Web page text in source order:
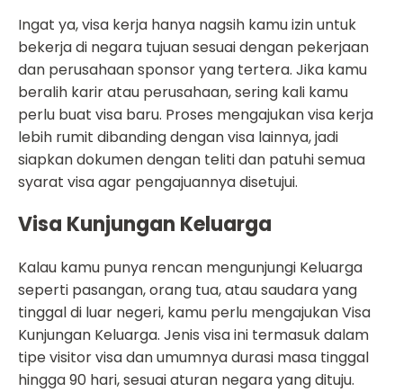
Ingat ya, visa kerja hanya nagsih kamu izin untuk
bekerja di negara tujuan sesuai dengan pekerjaan
dan perusahaan sponsor yang tertera. Jika kamu
beralih karir atau perusahaan, sering kali kamu
perlu buat visa baru. Proses mengajukan visa kerja
lebih rumit dibanding dengan visa lainnya, jadi
siapkan dokumen dengan teliti dan patuhi semua
syarat visa agar pengajuannya disetujui.
Visa Kunjungan Keluarga
Kalau kamu punya rencan mengunjungi Keluarga
seperti pasangan, orang tua, atau saudara yang
tinggal di luar negeri, kamu perlu mengajukan Visa
Kunjungan Keluarga. Jenis visa ini termasuk dalam
tipe visitor visa dan umumnya durasi masa tinggal
hingga 90 hari, sesuai aturan negara yang dituju.